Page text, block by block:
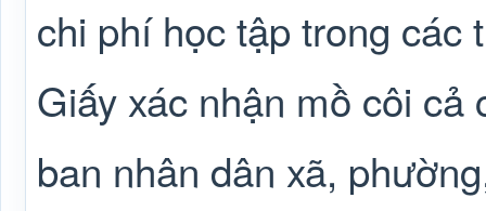
chi phí học tập trong các
Giấy xác nhận mồ côi cả
ban nhân dân xã,